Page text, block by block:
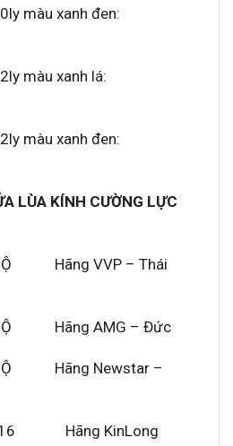
màu xanh đen:
màu xanh lá:
màu xanh đen:
LÙA KÍNH CƯỜNG LỰC
Hãng VVP – Thái
Hãng AMG – Đức
Hãng Newstar –
Hãng KinLong